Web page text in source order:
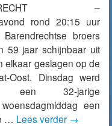
–
rond 20:15 uur
broers
59 jaar schijnbaar uit
elkaar geslagen op de
Oost. Dinsdag werd
een 32-jarige
een
… Lees verder →